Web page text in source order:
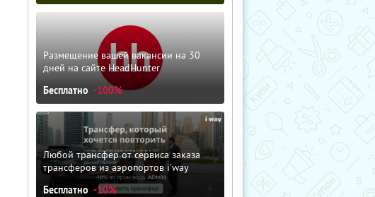
Размещение вашей вакансии на 30
дней на сайте HeadHunter
Бесплатно -100%
Любой трансфер от сервиса заказа
трансферов из аэропортов i'way
Бесплатно -10%